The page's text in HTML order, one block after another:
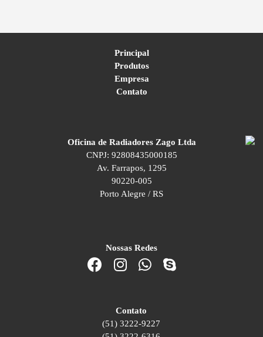
Principal
Produtos
Empresa
Contato
Oficina de Radiadores Zago Ltda
CNPJ: 92808435000185
Av. Farrapos, 1295
90220-005
Porto Alegre / RS
Nossas Redes
Contato
(51) 3222-9227